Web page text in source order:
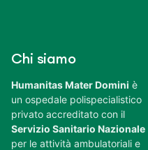
Chi siamo
Humanitas Mater Domini è
un ospedale polispecialistico
privato accreditato con il
Servizio Sanitario Nazionale
per le attività ambulatoriali e